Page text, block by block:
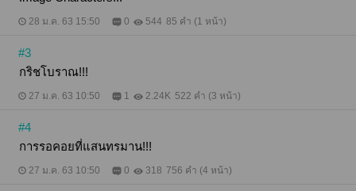
28 ม.ค. 63 15:50 0 544 85 คำ (1 หน้า)
#3
กริชโบราณ!!!
27 ม.ค. 63 10:50 1 2.24K 522 คำ (3 หน้า)
#4
การรอคอยที่แสนทรมาน!!!
27 ม.ค. 63 10:50 0 318 756 คำ (4 หน้า)